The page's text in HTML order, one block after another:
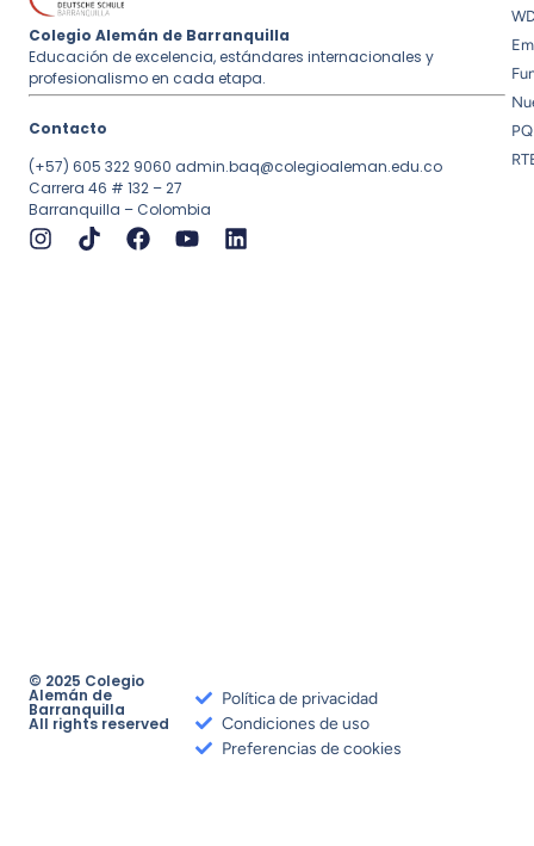
Colegio Alemán de Barranquilla
Educación de excelencia, estándares internacionales y
profesionalismo en cada etapa.
Contacto
(+57) 605 322 9060 admin.baq@colegioaleman.edu.co
Carrera 46 # 132 – 27
Barranquilla – Colombia
© 2025 Colegio
Alemán de
Barranquilla
All rights reserved
Política de privacidad
Condiciones de uso
Preferencias de cookies